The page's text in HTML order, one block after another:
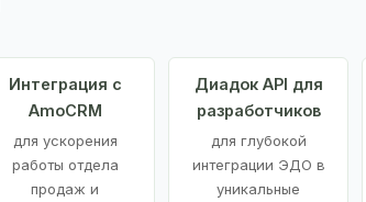
Интеграция с
AmoCRM
для ускорения
работы отдела
продаж и
Диадок API для
разработчиков
для глубокой
интеграции ЭДО в
уникальные